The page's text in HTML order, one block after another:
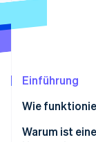
Atlas
Online-
Einführung
Wie
Digital-
Warum ist